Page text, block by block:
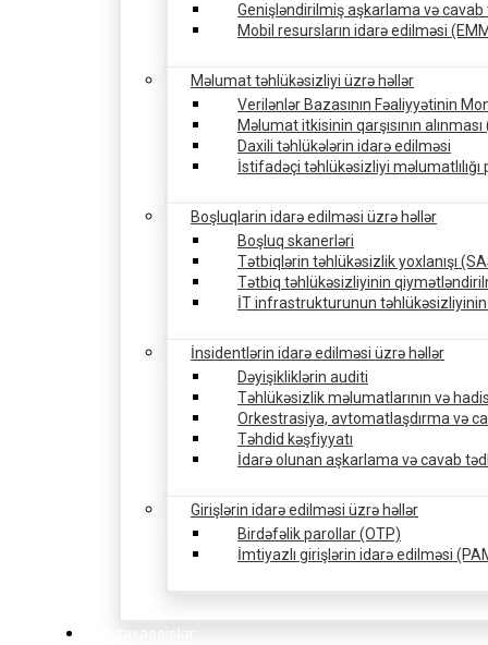
Genişləndirilmiş aşkarlama və cavab
Mobil resursların idarə edilməsi
Məlumat təhlükəsizliyi üzrə həllər
Verilənlər Bazasının Fəaliyyətinin
Məlumat itkisinin qarşısının alınması
Daxili təhlükələrin idarə edilməsi
İstifadəçi təhlükəsizliyi məlumatlılığı
Boşluqlarin idarə edilməsi üzrə həllər
Boşluq skanerləri
Tətbiqlərin təhlükəsizlik yoxlanışı
Tətbiq təhlükəsizliyinin
İT infrastrukturunun
İnsidentlərin idarə edilməsi üzrə həllər
Dəyişikliklərin auditi
Təhlükəsizlik məlumatlarının və
Orkestrasiya, avtomatlaşdırma və
Təhdid kəşfiyyatı
İdarə olunan aşkarlama və cavab
Girişlərin idarə edilməsi üzrə həllər
Birdəfəlik parollar (OTP)
İmtiyazlı girişlərin idarə edilməsi